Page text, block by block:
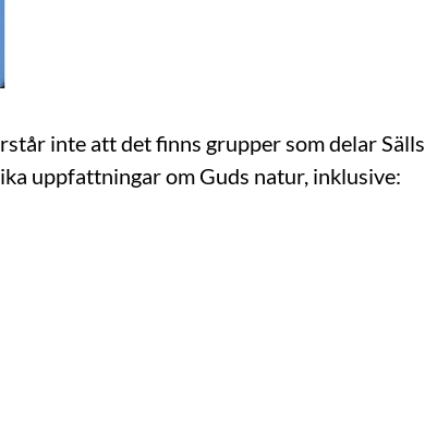
inte att det finns grupper som delar
uppfattningar om Guds natur, inklusive: